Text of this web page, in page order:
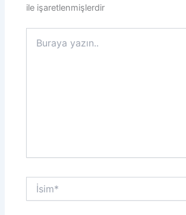
ile işaretlenmişlerdir
yazın..
İsim*